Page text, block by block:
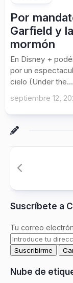
Por
Garfield y
mormón
En Disney +
por un
cielo (Under the...
septiembre 12,
Suscríbete a
Tu correo
Nube de